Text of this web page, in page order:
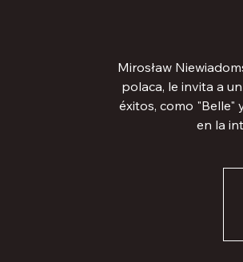
Mirosław
polaca, le invita a
éxitos, como "Belle"
en la